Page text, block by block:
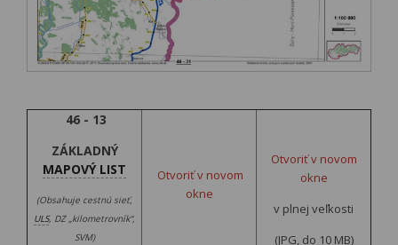
46 - 13
ZÁKLADNÝ
MAPOVÝ LIST
(Obsahuje cestnú sieť,
ULS, DZ „kilometrovník“,
SVM)
Otvoriť v novom
okne
Otvoriť v novom
okne
v plnej veľkosti
(JPG, do 10 MB)